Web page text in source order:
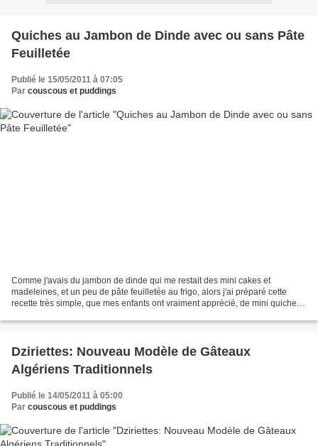
Quiches au Jambon de Dinde avec ou sans Pâte
Feuilletée
Publié le 15/05/2011 à 07:05
Par couscous et puddings
Comme j'avais du jambon de dinde qui me restait des mini cakes et
madeleines, et un peu de pâte feuilletée au frigo, alors j'ai préparé cette
recette très simple, que mes enfants ont vraiment apprécié, de mini quiches
Dziriettes: Nouveau Modèle de Gâteaux
Algériens Traditionnels
Publié le 14/05/2011 à 05:00
Par couscous et puddings